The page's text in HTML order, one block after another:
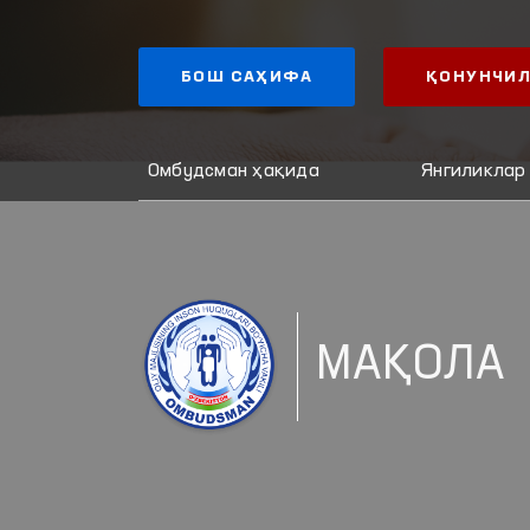
БОШ САҲИФА
Омбудсман ҳақида Янгиликлар
МАҚОЛА